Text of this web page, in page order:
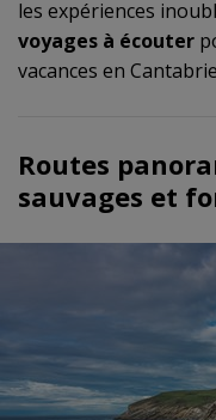
les expériences
voyages à écouter
vacances en
Routes
sauvages et